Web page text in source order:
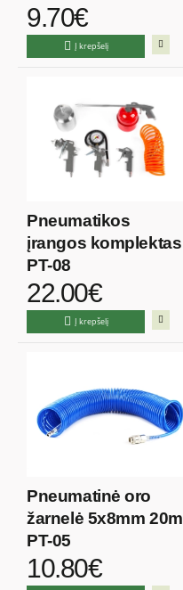
PT-15
9.70€
Į krepšelį
Pneumatikos
įrangos komplektas
PT-08
22.00€
Į krepšelį
Pneumatinė oro
žarnelė 5x8mm 20m
PT-05
10.80€